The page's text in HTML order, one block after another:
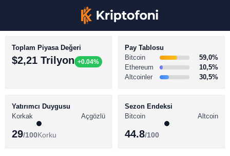
BİTCOİN HABERLERİ
ALTCOİN HABERLERİ
Toplam Piyasa Değeri
$2,21 Trilyon +0.04%
Pay Tablosu
Bitcoin
59,0%
Ethereum
10,5%
Altcoinler
30,5%
Yatırımcı Duygusu
Korkak
Açgözlü
29/100Korku
Sezon Endeksi
Bitcoin
Altcoin
44.8/100